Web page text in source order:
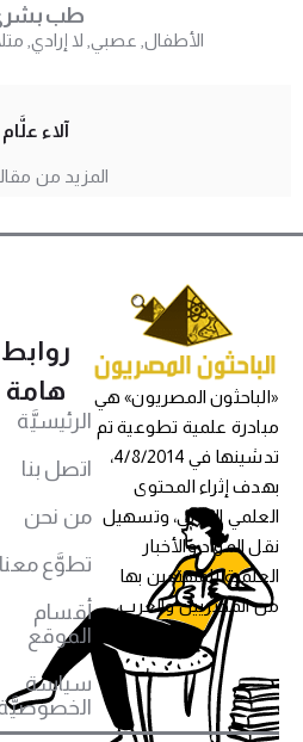
طب
الأطفال عصبي لا إرادي
آلاء علَّام
المزيد من
«الباحثون المصريون» هي
مبادرة علمية تطوعية تم
تدشينها في 4/8/2014،
بهدف إثراء المحتوى
العلمي العربي، وتسهيل
نقل المواد والأخبار
العلمية للمهتمين بها
من المصريين والعرب،
روابط
هامة
الرئيسيَّة
اتصل بنا
من نحن
تطوَّع معنا
أقسام
الموقع
سياسة